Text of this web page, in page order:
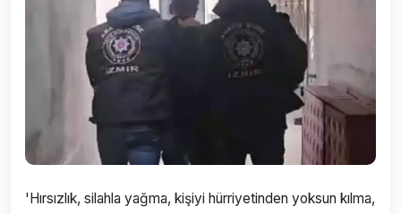
'Hırsızlık, silahla yağma, kişiyi hürriyetinden yoksun kılma,